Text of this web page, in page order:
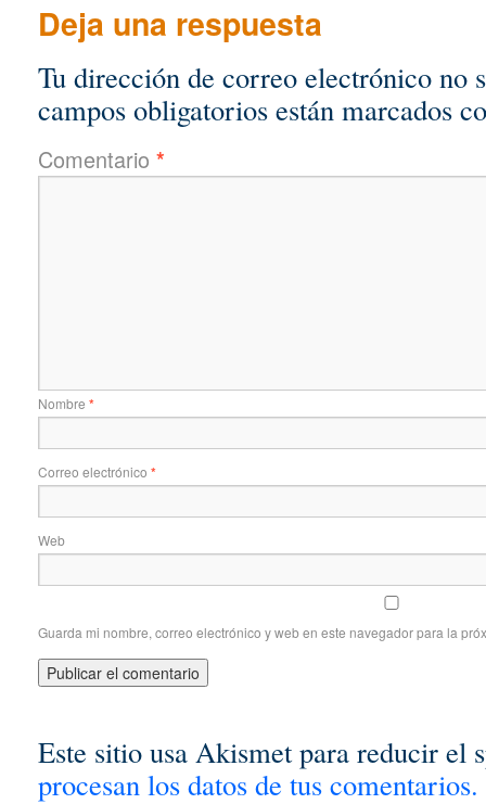
Deja una respuesta
Tu dirección de correo electrónico no
campos obligatorios están marcados
Comentario *
Nombre *
Correo electrónico *
Web
Guarda mi nombre, correo electrónico y web en este navegador para la
Este sitio usa Akismet para reducir el
procesan los datos de tus comentarios.